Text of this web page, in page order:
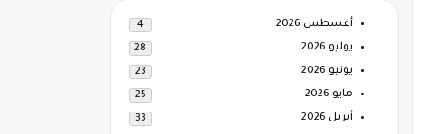
أغسطس 2026 4
يوليو 2026 28
يونيو 2026 23
مايو 2026 25
أبريل 2026 33